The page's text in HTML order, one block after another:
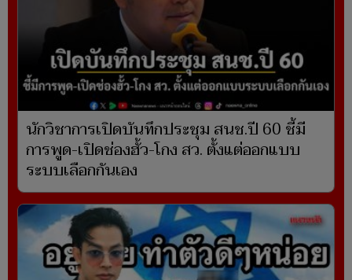
นักวิชาการเปิดบันทึกประชุม สนช.ปี 60 ชี้มี
การพูด-เปิดช่องฮั้ว-โกง สว. ตั้งแต่ออกแบบ
ระบบเลือกกันเอง